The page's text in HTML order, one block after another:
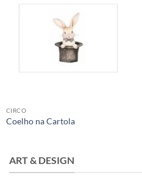
CIRCO
Coelho na Cartola
ART & DESIGN